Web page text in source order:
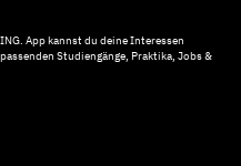
App kannst du deine Interessen
Studiengänge, Praktika, Jobs &